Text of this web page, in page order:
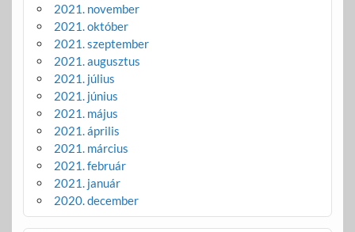
2021. november
2021. október
2021. szeptember
2021. augusztus
2021. július
2021. június
2021. május
2021. április
2021. március
2021. február
2021. január
2020. december